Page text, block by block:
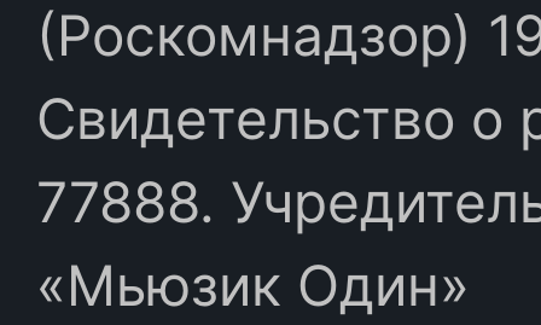
(Роскомнадзор)
Свидетельство
77888.
«Мьюзик Один»